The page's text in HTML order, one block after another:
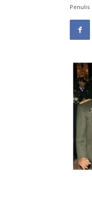
Penulis